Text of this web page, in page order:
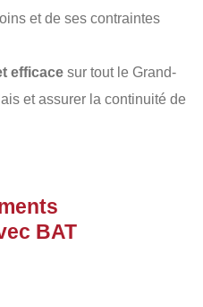
et de ses contraintes
efficace sur tout le Grand-
et assurer la continuité de
BAT